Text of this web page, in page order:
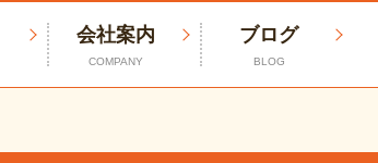
会社案内
COMPANY
ブログ
BLOG